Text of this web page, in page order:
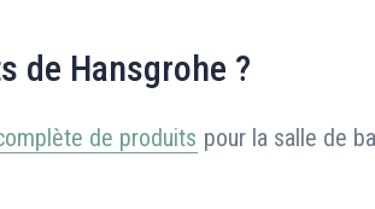
de Hansgrohe ?
de produits pour la salle de